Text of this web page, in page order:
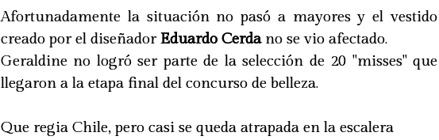
Afortunadamente la situación no pasó a mayores y el vestido
creado por el diseñadorEduardo Cerdano se vio afectado.
Geraldine no logró ser parte de la selección de 20 "misses" que
llegaron a la etapa final del concurso de belleza.
Que regia Chile, pero casi se queda atrapada en la escalera